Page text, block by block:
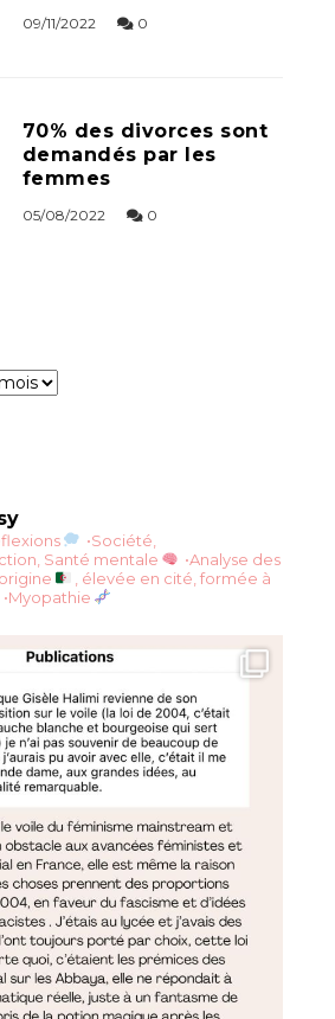
09/11/2022 0
70% des divorces sont
demandés par les
femmes
05/08/2022 0
•Société,
Santé mentale
•Analyse des
, élevée en cité, formée à
•Myopathie